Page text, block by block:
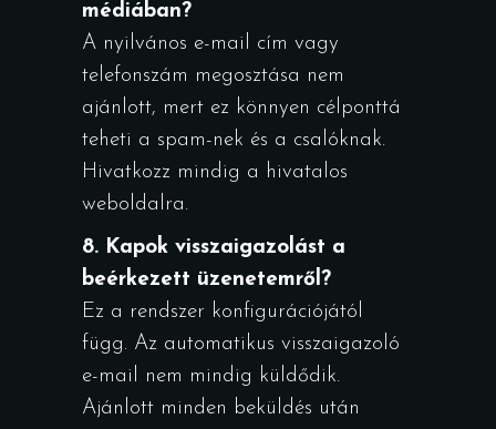
médiában?
A nyilvános e-mail cím vagy
telefonszám megosztása nem
ajánlott, mert ez könnyen célponttá
teheti a spam-nek és a csalóknak.
Hivatkozz mindig a hivatalos
weboldalra.
8. Kapok visszaigazolást a
beérkezett üzenetemről?
Ez a rendszer konfigurációjától
függ. Az automatikus visszaigazoló
e-mail nem mindig küldődik.
Ajánlott minden beküldés után